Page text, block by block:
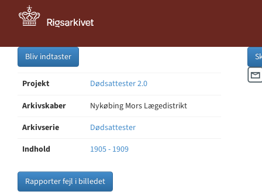
Bliv indtaster
Projekt
Dødsattester 2.0
Arkivskaber
Nykøbing Mors Lægedistrikt
Arkivserie
Dødsattester
Indhold
1905 - 1909
Rapporter fejl i billedet